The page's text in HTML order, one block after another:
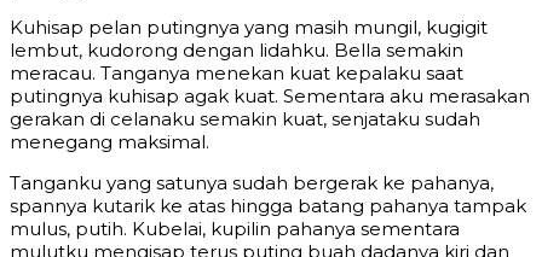
Kuhisap pelan putingnya yang masih mungil, kugigit
lembut, kudorong dengan lidahku. Bella semakin
meracau. Tanganya menekan kuat kepalaku saat
putingnya kuhisap agak kuat. Sementara aku merasakan
gerakan di celanaku semakin kuat, senjataku sudah
menegang maksimal.
Tanganku yang satunya sudah bergerak ke pahanya,
spannya kutarik ke atas hingga batang pahanya tampak
mulus, putih. Kubelai, kupilin pahanya sementara
mulutku mengisap terus puting buah dadanya kiri dan